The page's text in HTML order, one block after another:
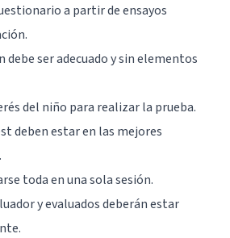
a partir de ensayos
ser adecuado y sin elementos
del niño para realizar la prueba.
deben estar en las mejores
toda en una sola sesión.
y evaluados deberán estar